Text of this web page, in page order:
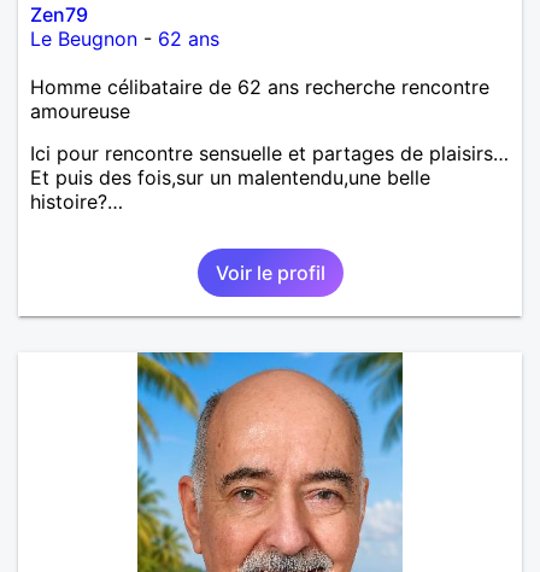
Zen79
Le Beugnon - 62 ans
Homme célibataire de 62 ans recherche rencontre
amoureuse
Ici pour rencontre sensuelle et partages de plaisirs…
Et puis des fois,sur un malentendu,une belle
histoire?…
Voir le profil